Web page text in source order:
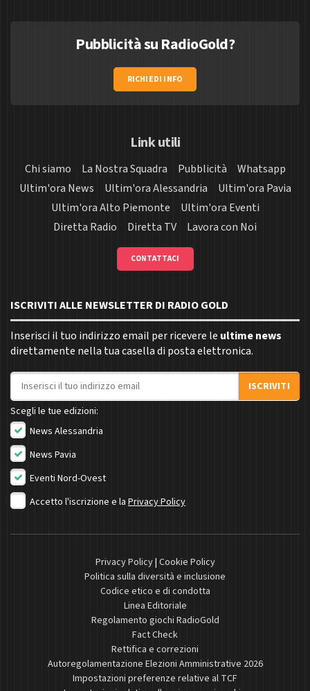
Pubblicità su RadioGold?
RICHIEDI INFO
Link utili
Chi siamo La Nostra Squadra Pubblicità
Whatsapp
Ultim'ora News
Ultim'ora Alessandria
Ultim'ora Pavia
Ultim'ora Alto Piemonte
Ultim'ora Eventi
Diretta Radio
Diretta TV Lavora con Noi
CONTATTACI
ISCRIVITI ALLE NEWSLETTER DI RADIO GOLD
Inserisci il tuo indirizzo email per ricevere le ultime news
direttamente nella tua casella di posta elettronica.
Indirizzo email
ISCRIVITI
Scegli le tue edizioni:
News Alessandria
News Pavia
Eventi Nord-Ovest
Accetto l'iscrizione e la Privacy Policy
Privacy Policy| Cookie Policy
Politica sulla diversità e inclusione
Codice etico e di condotta
Linea Editoriale
Regolamento giochi RadioGold
Fact Check
Rettifica e correzioni
Autoregolamentazione Elezioni Amministrative 2026
Impostazioni preferenze relative al TCF